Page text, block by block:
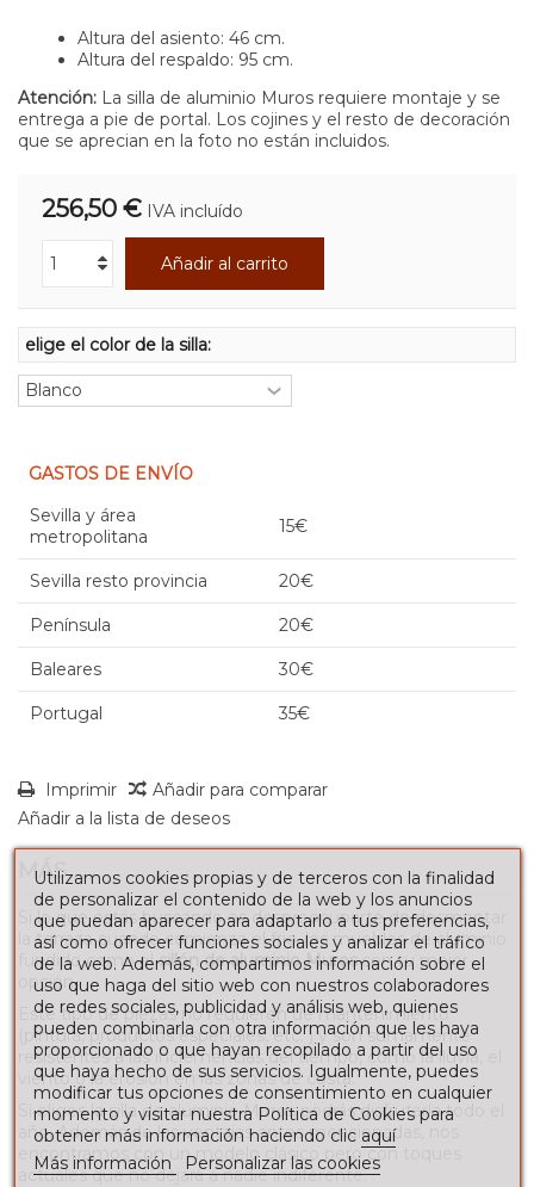
Altura del asiento: 46 cm.
Altura del respaldo: 95 cm.
Atención: La silla de aluminio Muros requiere montaje y se
entrega a pie de portal. Los cojines y el resto de decoración
que se aprecian en la foto no están incluidos.
256,50 € IVA incluído
Añadir al carrito
elige el color de la silla:
GASTOS DE ENVÍO
Sevilla y área
metropolitana
15€
Sevilla resto provincia 20€
Península 20€
Baleares 30€
Portugal 35€
Imprimir
Añadir para comparar
Añadir a la lista de deseos
MÁS
Si lo que estás buscando es despreocuparte de desmontar
la terraza cuando comienza el frio, los muebles de aluminio
fundido como elsillón de aluminio Murosson tu mejor
opción.
Este tipo de piezas no requieren de mantenimiento
(pintura, productos especiales, etc. ) y son sumamente
resistentes a las inclemencias del tiempo, como la lluvia, el
viento o la erosión en las zonas de costa.
Si eliges la silla de aluminio Muros podrás disfrutarla todo el
año. Además de las ventajas antes mencionadas, nos
encontramos con un modelo clásico pero con toques
actuales que no dejará a nadie indiferente.
Utilizamos cookies propias y de terceros con la finalidad
de personalizar el contenido de la web y los anuncios
que puedan aparecer para adaptarlo a tus preferencias,
así como ofrecer funciones sociales y analizar el tráfico
de la web. Además, compartimos información sobre el
uso que haga del sitio web con nuestros colaboradores
de redes sociales, publicidad y análisis web, quienes
pueden combinarla con otra información que les haya
proporcionado o que hayan recopilado a partir del uso
que haya hecho de sus servicios. Igualmente, puedes
modificar tus opciones de consentimiento en cualquier
momento y visitar nuestra Política de Cookies para
obtener más información haciendo clic aquí
Más información
Personalizar las cookies